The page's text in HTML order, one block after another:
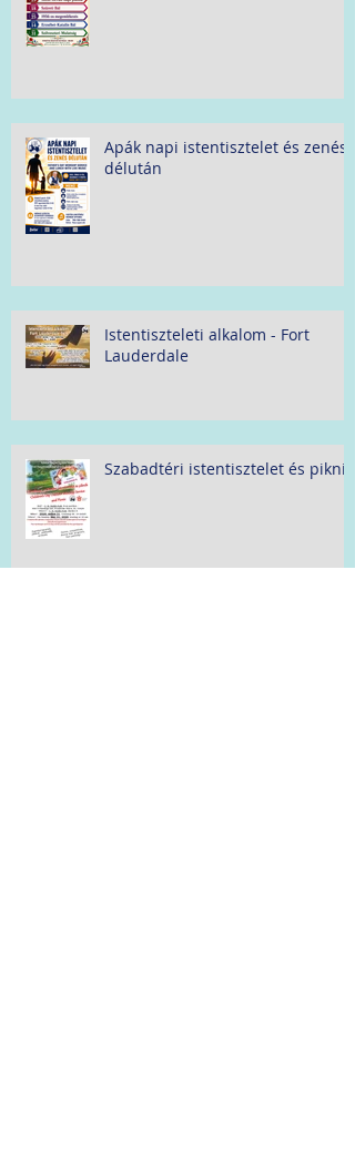
Apák napi istentisztelet és zenés
délután
Istentiszteleti alkalom - Fort
Lauderdale
Szabadtéri istentisztelet és piknik